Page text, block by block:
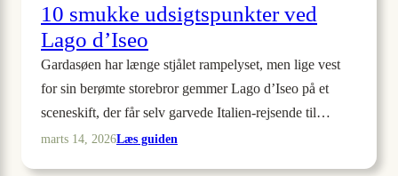
10 smukke udsigtspunkter ved
Lago d’Iseo
Gardasøen har længe stjålet rampelyset, men lige vest
for sin berømte storebror gemmer Lago d’Iseo på et
sceneskift, der får selv garvede Italien-rejsende til…
marts 14, 2026Læs guiden